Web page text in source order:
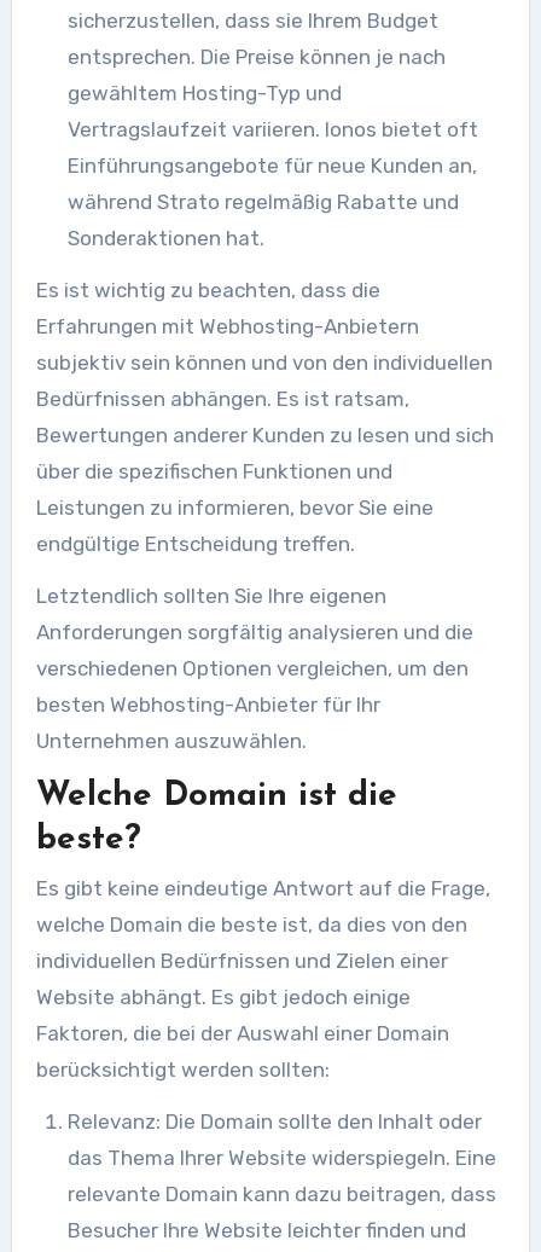
sicherzustellen, dass sie Ihrem Budget
entsprechen. Die Preise können je nach
gewähltem Hosting-Typ und
Vertragslaufzeit variieren. Ionos bietet oft
Einführungsangebote für neue Kunden an,
während Strato regelmäßig Rabatte und
Sonderaktionen hat.
Es ist wichtig zu beachten, dass die
Erfahrungen mit Webhosting-Anbietern
subjektiv sein können und von den individuellen
Bedürfnissen abhängen. Es ist ratsam,
Bewertungen anderer Kunden zu lesen und sich
über die spezifischen Funktionen und
Leistungen zu informieren, bevor Sie eine
endgültige Entscheidung treffen.
Letztendlich sollten Sie Ihre eigenen
Anforderungen sorgfältig analysieren und die
verschiedenen Optionen vergleichen, um den
besten Webhosting-Anbieter für Ihr
Unternehmen auszuwählen.
Welche Domain ist die
beste?
Es gibt keine eindeutige Antwort auf die Frage,
welche Domain die beste ist, da dies von den
individuellen Bedürfnissen und Zielen einer
Website abhängt. Es gibt jedoch einige
Faktoren, die bei der Auswahl einer Domain
berücksichtigt werden sollten:
Relevanz: Die Domain sollte den Inhalt oder
das Thema Ihrer Website widerspiegeln. Eine
relevante Domain kann dazu beitragen, dass
Besucher Ihre Website leichter finden und